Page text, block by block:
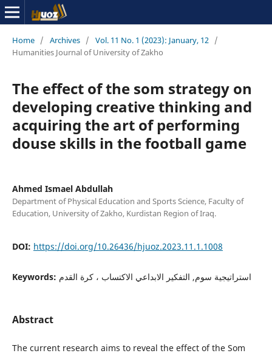
Home / Archives / Vol. 11 No. 1 (2023): January, 12 /
Humanities Journal of University of Zakho
The effect of the som strategy on
developing creative thinking and
acquiring the art of performing
douse skills in the football game
Ahmed Ismael Abdullah
Department of Physical Education and Sports Science, Faculty of
Education, University of Zakho, Kurdistan Region of Iraq.
DOI: https://doi.org/10.26436/hjuoz.2023.11.1.1008
Keywords: استراتيجية سوم, التفكير الابداعي الاكتساب ، كرة القدم
Abstract
The current research aims to reveal the effect of the Som